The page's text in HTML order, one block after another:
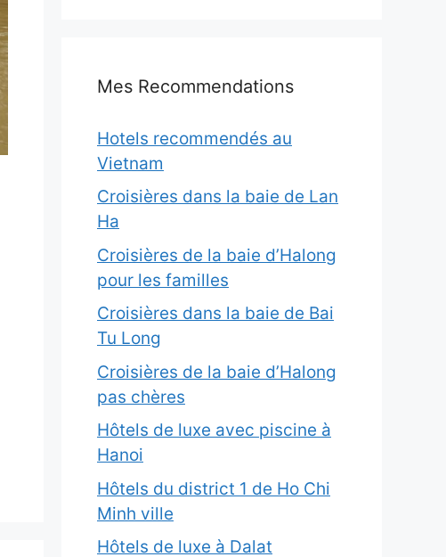
Mes Recommendations
Hotels recommendés au
Vietnam
Croisières dans la baie de Lan
Ha
Croisières de la baie d’Halong
pour les familles
Croisières dans la baie de Bai
Tu Long
Croisières de la baie d’Halong
pas chères
Hôtels de luxe avec piscine à
Hanoi
Hôtels du district 1 de Ho Chi
Minh ville
Hôtels de luxe à Dalat